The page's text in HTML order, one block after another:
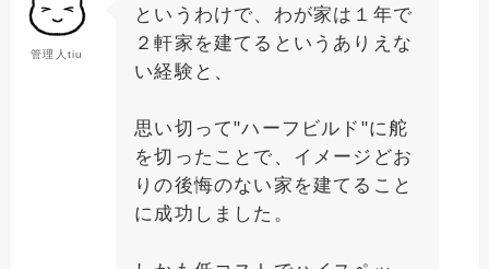
管理人tiu
というわけで、わが家は１年で
２軒家を建てるというありえな
い経験と、
思い切って"ハーフビルド"に舵
を切ったことで、イメージどお
りの後悔のない家を建てること
に成功しました。